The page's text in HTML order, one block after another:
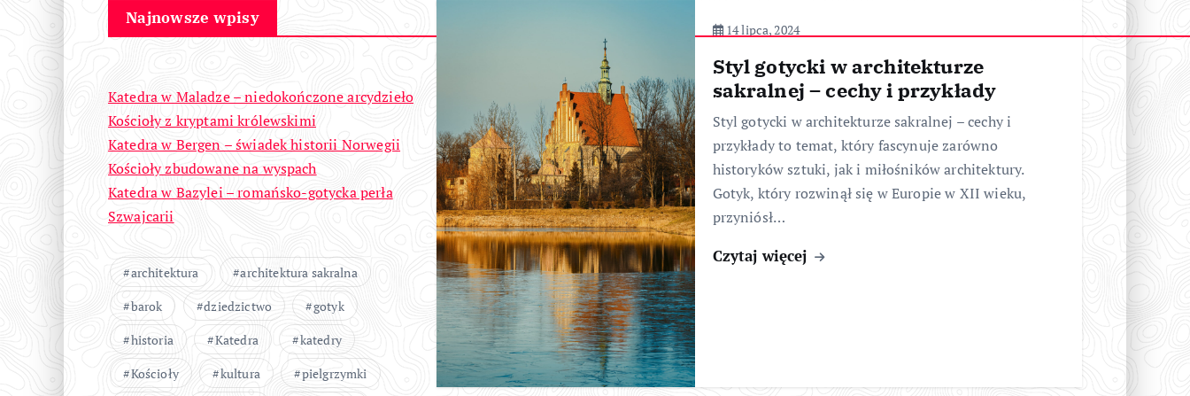
Najnowsze wpisy
Katedra w Maladze – niedokończone arcydzieło
Kościoły z kryptami królewskimi
Katedra w Bergen – świadek historii Norwegii
Kościoły zbudowane na wyspach
Katedra w Bazylei – romańsko-gotycka perła
Szwajcarii
architektura
architektura sakralna
barok
dziedzictwo
gotyk
historia
Katedra
katedry
Kościoły
kultura
pielgrzymki
14 lipca, 2024
Styl gotycki w architekturze
sakralnej – cechy i przykłady
Styl gotycki w architekturze sakralnej – cechy i
przykłady to temat, który fascynuje zarówno
historyków sztuki, jak i miłośników architektury.
Gotyk, który rozwinął się w Europie w XII wieku,
przyniósł…
Czytaj więcej